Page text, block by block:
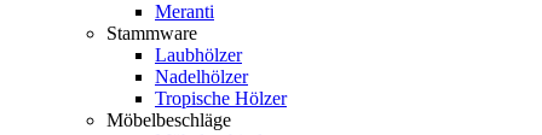
Meranti
Stammware
Laubhölzer
Nadelhölzer
Tropische Hölzer
Möbelbeschläge